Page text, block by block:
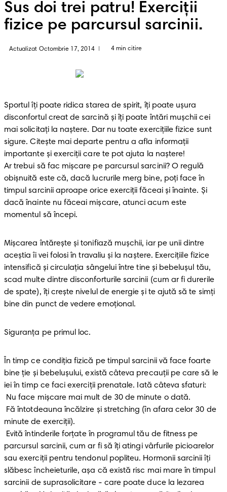
Sus doi trei patru! Exerciții
fizice pe parcursul sarcinii.
Actualizat Octombrie 17, 2014 4 min citire
Sportul îți poate ridica starea de spirit, îți poate ușura
disconfortul creat de sarcină și îți poate întări mușchii cei
mai solicitați la naștere. Dar nu toate exercițiile fizice sunt
sigure. Citeşte mai departe pentru a afla informații
importante și exerciții care te pot ajuta la naștere!
Ar trebui să fac mișcare pe parcursul sarcinii? O regulă
obișnuită este că, dacă lucrurile merg bine, poți face în
timpul sarcinii aproape orice exerciții făceai și înainte. Și
dacă înainte nu făceai mișcare, atunci acum este
momentul să începi.
Mișcarea întărește și tonifiază mușchii, iar pe unii dintre
aceștia îi vei folosi în travaliu și la naștere. Exercițiile fizice
intensifică și circulația sângelui între tine și bebelușul tău,
scad multe dintre disconforturile sarcinii (cum ar fi durerile
de spate), îți crește nivelul de energie și te ajută să te simți
bine din punct de vedere emoțional.
Siguranţa pe primul loc.
În timp ce condiția fizică pe timpul sarcinii vă face foarte
bine ție și bebelușului, există câteva precauții pe care să le
iei în timp ce faci exerciții prenatale. Iată câteva sfaturi:
minute de exerciții).
parcursul sarcinii, cum ar fi să îți atingi vârfurile picioarelor
sau exerciții pentru tendonul popliteu. Hormonii sarcinii îți
slăbesc încheieturile, așa că există risc mai mare în timpul
sarcinii de suprasolicitare - care poate duce la lezarea